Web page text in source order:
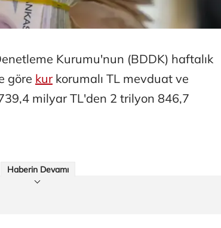
Kurumu'nun (BDDK) haftalık
göre kurkorumalı TL mevduat ve
milyar TL'den 2 trilyon 846,7
Haberin Devamı